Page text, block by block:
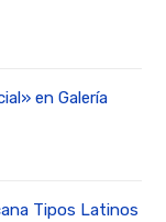
en Galería
Tipos Latinos